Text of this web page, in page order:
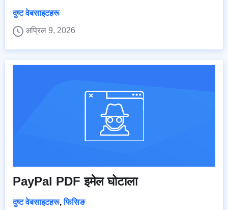
दुष्ट वेबसाइटहरू
अप्रिल 9, 2026
PayPal PDF इमेल घोटाला
दुष्ट वेबसाइटहरू,फिसिङ